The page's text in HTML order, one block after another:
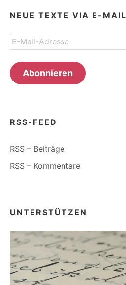
NEUE TEXTE VIA E-MAIL
E-
Mail-
Adresse
Abonnieren
RSS-FEED
RSS – Beiträge
RSS – Kommentare
UNTERSTÜTZEN